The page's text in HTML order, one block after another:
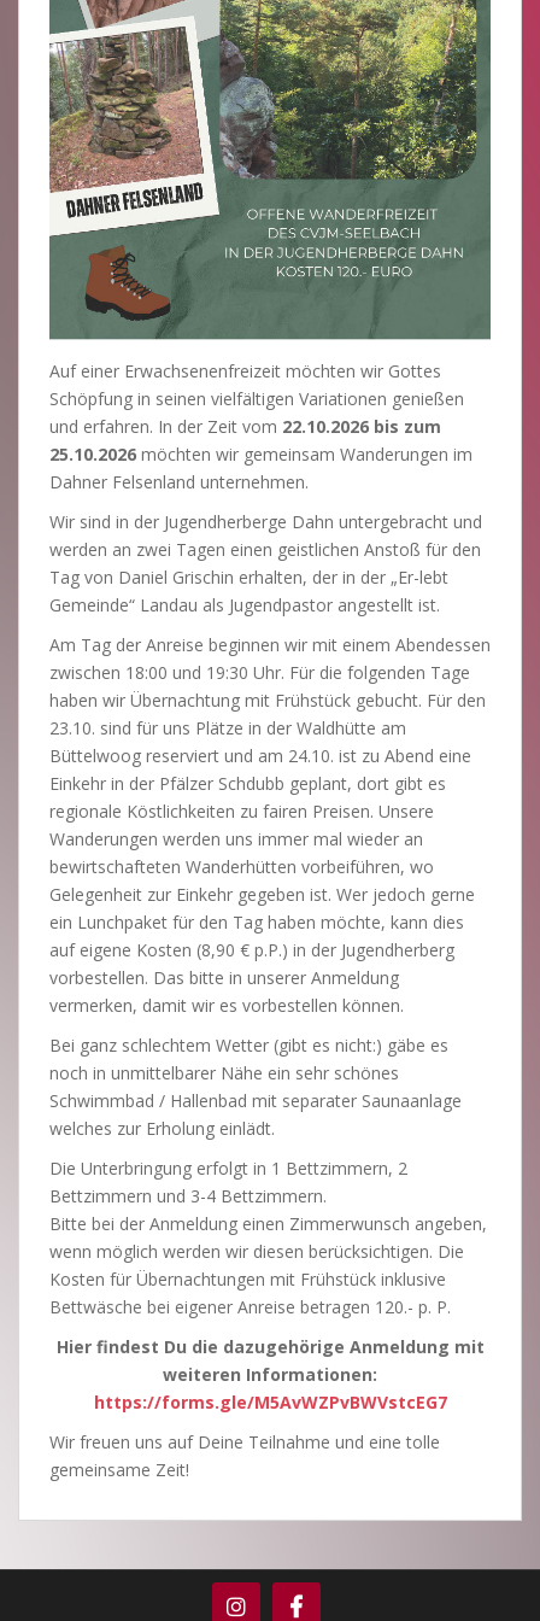
Auf einer Erwachsenenfreizeit möchten wir Gottes
Schöpfung in seinen vielfältigen Variationen genießen
und erfahren. In der Zeit vom 22.10.2026 bis zum
25.10.2026 möchten wir gemeinsam Wanderungen im
Dahner Felsenland unternehmen.
Wir sind in der Jugendherberge Dahn untergebracht und
werden an zwei Tagen einen geistlichen Anstoß für den
Tag von Daniel Grischin erhalten, der in der „Er-lebt
Gemeinde“ Landau als Jugendpastor angestellt ist.
Am Tag der Anreise beginnen wir mit einem Abendessen
zwischen 18:00 und 19:30 Uhr. Für die folgenden Tage
haben wir Übernachtung mit Frühstück gebucht. Für den
23.10. sind für uns Plätze in der Waldhütte am
Büttelwoog reserviert und am 24.10. ist zu Abend eine
Einkehr in der Pfälzer Schdubb geplant, dort gibt es
regionale Köstlichkeiten zu fairen Preisen. Unsere
Wanderungen werden uns immer mal wieder an
bewirtschafteten Wanderhütten vorbeiführen, wo
Gelegenheit zur Einkehr gegeben ist. Wer jedoch gerne
ein Lunchpaket für den Tag haben möchte, kann dies
auf eigene Kosten (8,90 € p.P.) in der Jugendherberg
vorbestellen. Das bitte in unserer Anmeldung
vermerken, damit wir es vorbestellen können.
Bei ganz schlechtem Wetter (gibt es nicht:) gäbe es
noch in unmittelbarer Nähe ein sehr schönes
Schwimmbad / Hallenbad mit separater Saunaanlage
welches zur Erholung einlädt.
Die Unterbringung erfolgt in 1 Bettzimmern, 2
Bettzimmern und 3-4 Bettzimmern.
Bitte bei der Anmeldung einen Zimmerwunsch angeben,
wenn möglich werden wir diesen berücksichtigen. Die
Kosten für Übernachtungen mit Frühstück inklusive
Bettwäsche bei eigener Anreise betragen 120.- p. P.
Hier findest Du die dazugehörige Anmeldung mit
weiteren Informationen:
https://forms.gle/M5AvWZPvBWVstcEG7
Wir freuen uns auf Deine Teilnahme und eine tolle
gemeinsame Zeit!